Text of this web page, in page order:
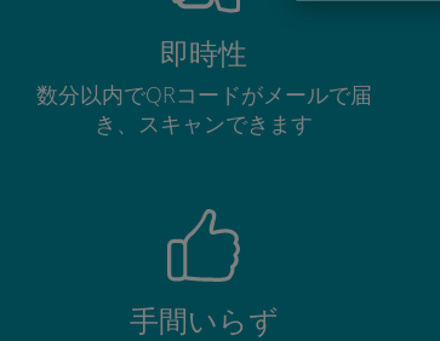
即時性
数分以内でQRコードがメールで届
き、スキャンできます
手間いらず